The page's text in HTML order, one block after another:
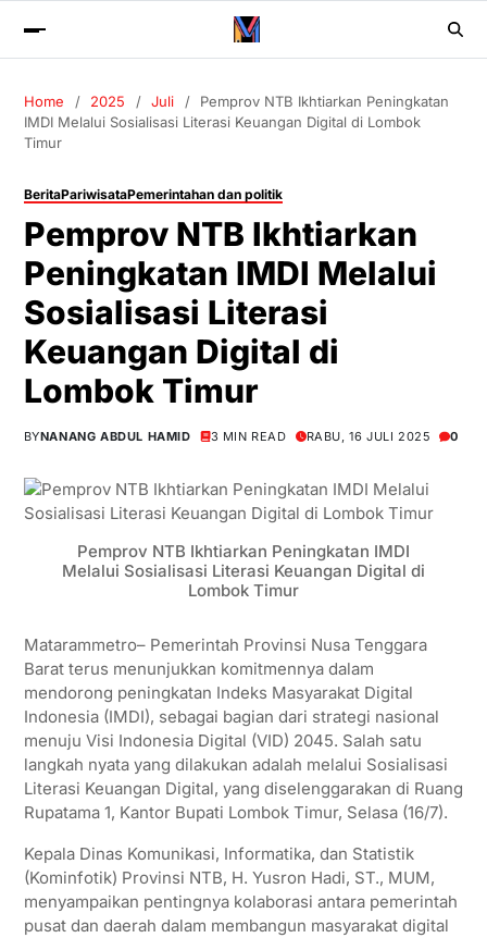
Home 2025 Juli
Pemprov NTB Ikhtiarkan Peningkatan
IMDI Melalui Sosialisasi Literasi Keuangan Digital di Lombok
Timur
BeritaPariwisataPemerintahan dan politik
Pemprov NTB Ikhtiarkan
Peningkatan IMDI Melalui
Sosialisasi Literasi
Keuangan Digital di
Lombok Timur
BYNANANG ABDUL HAMID 3 MIN READ RABU, 16 JULI 2025 0
Pemprov NTB Ikhtiarkan Peningkatan IMDI
Melalui Sosialisasi Literasi Keuangan Digital di
Lombok Timur
Matarammetro– Pemerintah Provinsi Nusa Tenggara
Barat terus menunjukkan komitmennya dalam
mendorong peningkatan Indeks Masyarakat Digital
Indonesia (IMDI), sebagai bagian dari strategi nasional
menuju Visi Indonesia Digital (VID) 2045. Salah satu
langkah nyata yang dilakukan adalah melalui Sosialisasi
Literasi Keuangan Digital, yang diselenggarakan di Ruang
Rupatama 1, Kantor Bupati Lombok Timur, Selasa (16/7).
Kepala Dinas Komunikasi, Informatika, dan Statistik
(Kominfotik) Provinsi NTB, H. Yusron Hadi, ST., MUM,
menyampaikan pentingnya kolaborasi antara pemerintah
pusat dan daerah dalam membangun masyarakat digital